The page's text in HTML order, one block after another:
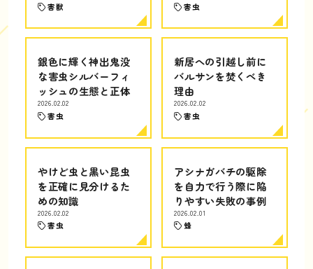
害獣 害虫
銀色に輝く神出鬼没
な害虫シルバーフィ
ッシュの生態と正体
2026.02.02
害虫
新居への引越し前に
バルサンを焚くべき
理由
2026.02.02
害虫
やけど虫と黒い昆虫
を正確に見分けるた
めの知識
2026.02.02
害虫
アシナガバチの駆除
を自力で行う際に陥
りやすい失敗の事例
2026.02.01
蜂